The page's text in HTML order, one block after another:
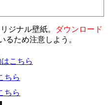
ジナル壁紙。
ダウンロード
るため注意しよう。
こちら
ちら
ちら